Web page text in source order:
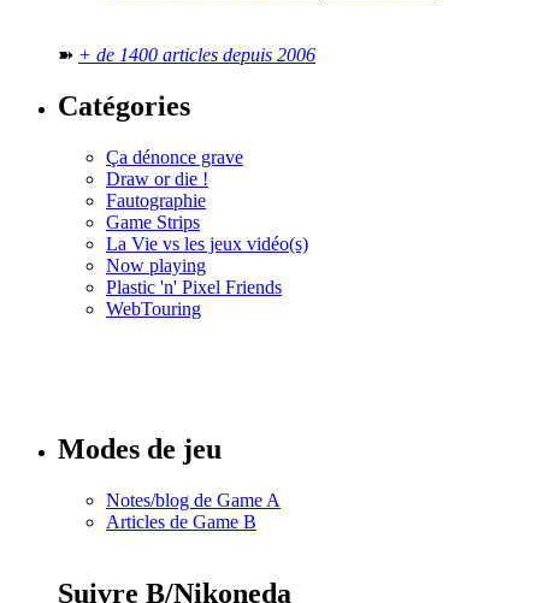
➽ + de 1400 articles depuis 2006
Catégories
Ça dénonce grave
Draw or die !
Fautographie
Game Strips
La Vie vs les jeux vidéo(s)
Now playing
Plastic 'n' Pixel Friends
WebTouring
Modes de jeu
Notes/blog de Game A
Articles de Game B
Suivre B/Nikoneda